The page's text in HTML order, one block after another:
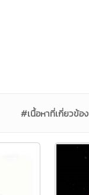
#เนื้อหาที่เกี่ยวข้อง